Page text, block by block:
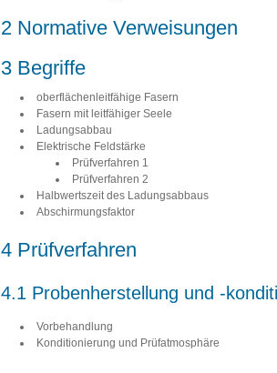
2 Normative Verweisungen
3 Begriffe
oberflächenleitfähige Fasern
Fasern mit leitfähiger Seele
Ladungsabbau
Elektrische Feldstärke
Prüfverfahren 1
Prüfverfahren 2
Halbwertszeit des Ladungsabbaus
Abschirmungsfaktor
4 Prüfverfahren
4.1 Probenherstellung und -
Vorbehandlung
Konditionierung und Prüfatmosphäre